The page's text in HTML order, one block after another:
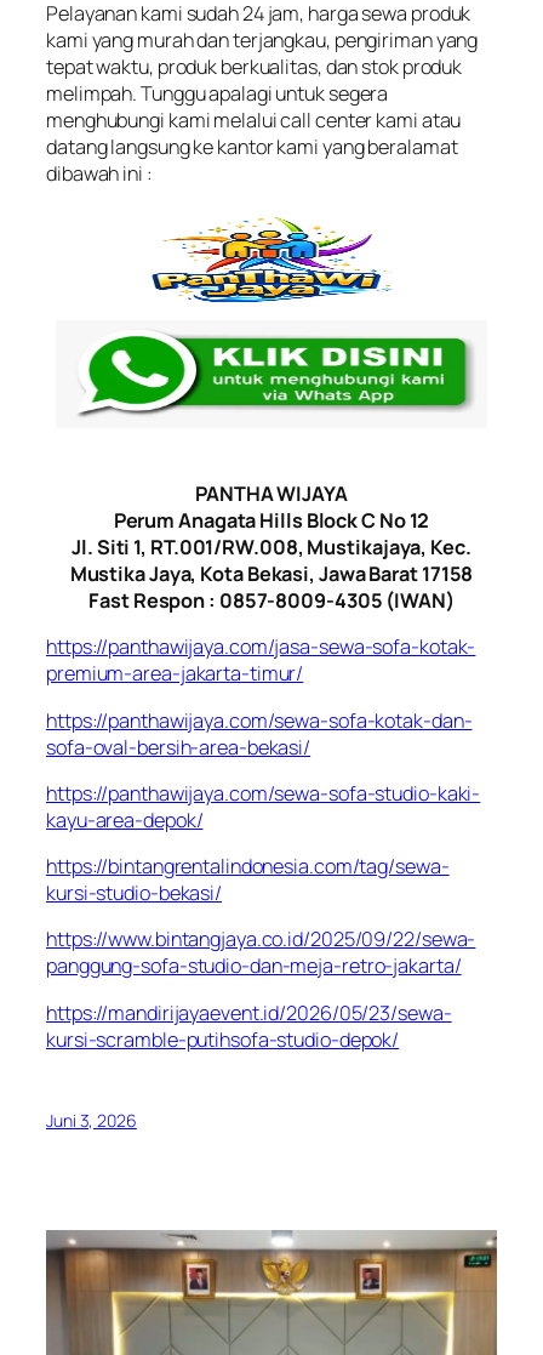
Pelayanan kami sudah 24 jam, harga sewa produk
kami yang murah dan terjangkau, pengiriman yang
tepat waktu, produk berkualitas, dan stok produk
melimpah. Tunggu apalagi untuk segera
menghubungi kami melalui call center kami atau
datang langsung ke kantor kami yang beralamat
dibawah ini :
PANTHA WIJAYA
Perum Anagata Hills Block C No 12
Jl. Siti 1, RT.001/RW.008, Mustikajaya, Kec.
Mustika Jaya, Kota Bekasi, Jawa Barat 17158
Fast Respon : 0857-8009-4305 (IWAN)
https://panthawijaya.com/jasa-sewa-sofa-kotak-
premium-area-jakarta-timur/
https://panthawijaya.com/sewa-sofa-kotak-dan-
sofa-oval-bersih-area-bekasi/
https://panthawijaya.com/sewa-sofa-studio-kaki-
kayu-area-depok/
https://bintangrentalindonesia.com/tag/sewa-
kursi-studio-bekasi/
https://www.bintangjaya.co.id/2025/09/22/sewa-
panggung-sofa-studio-dan-meja-retro-jakarta/
https://mandirijayaevent.id/2026/05/23/sewa-
kursi-scramble-putihsofa-studio-depok/
Juni 3, 2026